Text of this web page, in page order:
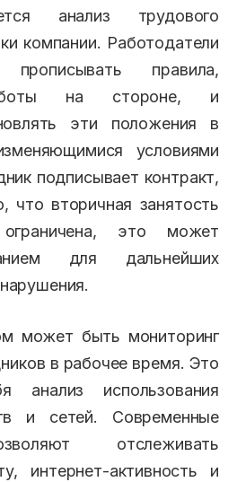
анализ трудового
компании. Работодатели
правила,
на стороне, и
эти положения в
условиями
подписывает контракт,
что вторичная занятость
это может
для дальнейших
может быть мониторинг
в рабочее время. Это
анализ использования
и сетей. Современные
отслеживать
интернет-активность и